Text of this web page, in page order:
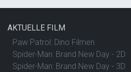
AKTUELLE FILM
Paw Patrol: Dino Filmen
Spider-Man: Brand New Day - 2D
Spider-Man: Brand New Day - 3D